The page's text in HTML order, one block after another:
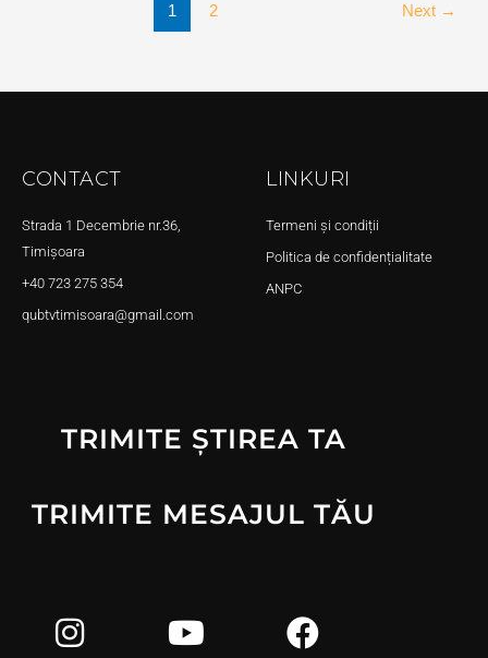
1 2 Next →
CONTACT
Strada 1 Decembrie nr.36,
Timișoara
+40 723 275 354
qubtvtimisoara@gmail.com
LINKURI
Termeni și condiții
Politica de confidențialitate
ANPC
TRIMITE ȘTIREA TA
TRIMITE MESAJUL TĂU